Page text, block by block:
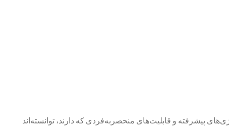
پیشرفته و قابلیت‌های منحصربه‌فردی که دارند، توانسته‌اند